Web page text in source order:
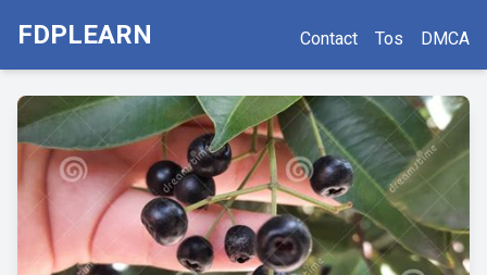
FDPLEARN Contact Tos DMCA